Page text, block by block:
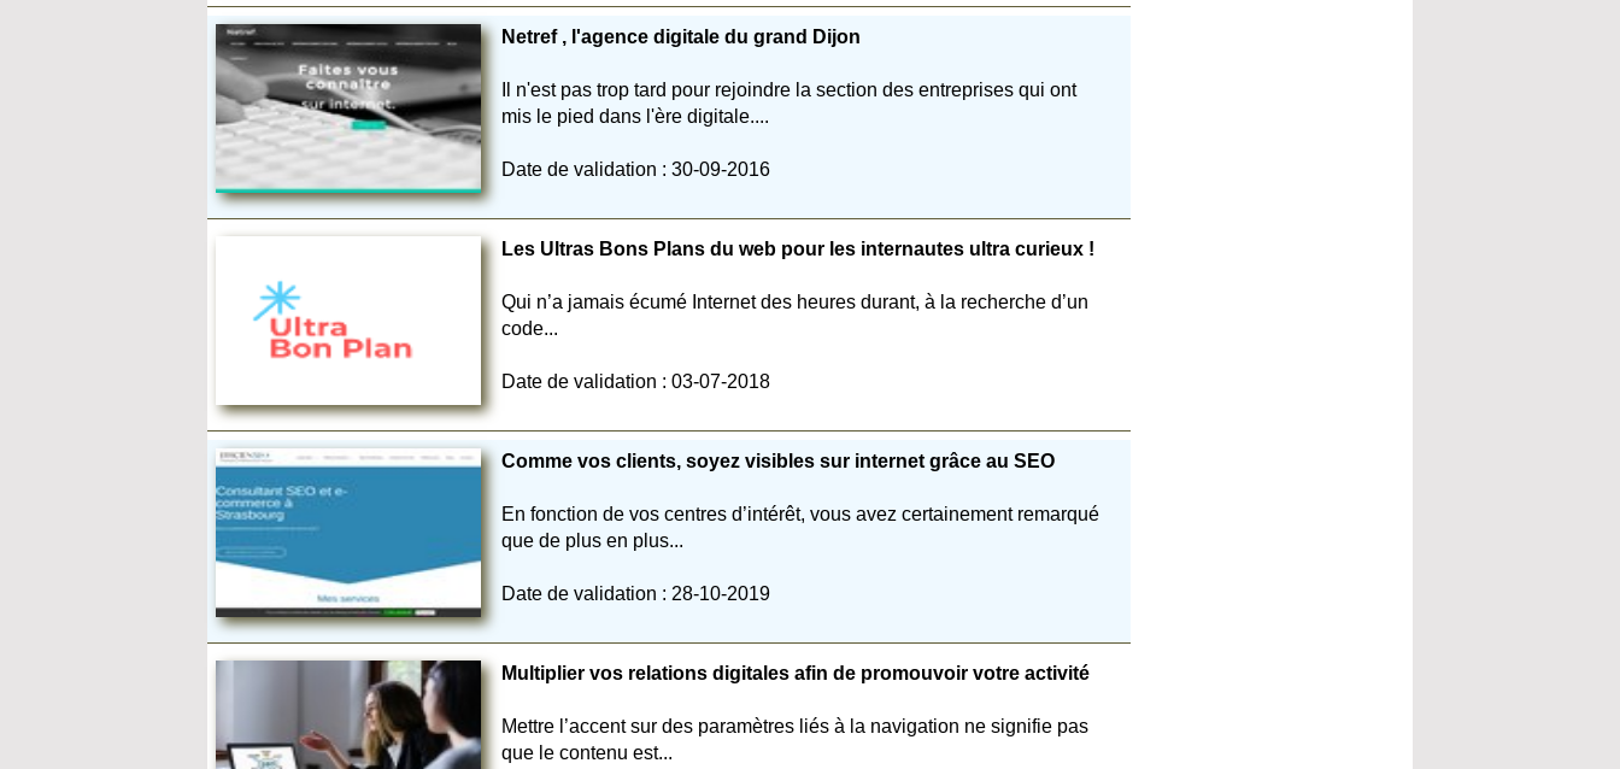
Netref , l'agence digitale du grand Dijon
Il n'est pas trop tard pour rejoindre la section des entreprises qui ont
mis le pied dans l'ère digitale....
Date de validation : 30-09-2016
Les Ultras Bons Plans du web pour les internautes ultra curieux !
Qui n’a jamais écumé Internet des heures durant, à la recherche d’un
code...
Date de validation : 03-07-2018
Comme vos clients, soyez visibles sur internet grâce au SEO
En fonction de vos centres d’intérêt, vous avez certainement remarqué
que de plus en plus...
Date de validation : 28-10-2019
Multiplier vos relations digitales afin de promouvoir votre activité
Mettre l’accent sur des paramètres liés à la navigation ne signifie pas
que le contenu est...